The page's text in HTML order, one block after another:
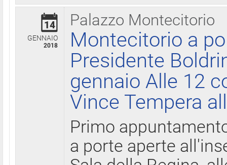
Palazzo Montecitorio
14
GENNAIO
2018
Montecitorio a
Presidente
gennaio Alle 12
Vince Tempera
Primo
a porte aperte